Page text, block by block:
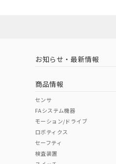
中国 RoHS 注意事項・凡
中国 RoHS表
Pb Hg
（イギリス
（ノルウ
お知らせ・最新情報
商品情報
センサ
FAシステム機器
モーション/ドライブ
ロボティクス
セーフティ
検査装置